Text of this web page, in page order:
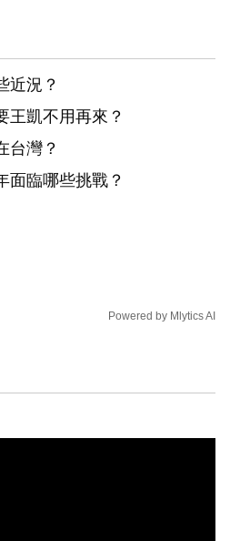
近況？
王凱不用再來？
台灣？
面臨哪些挑戰？
Powered by Mlytics AI